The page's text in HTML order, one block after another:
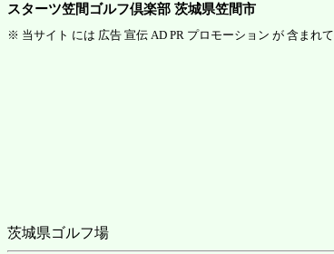
スターツ笠間ゴルフ倶楽部 茨城県笠間市
※ 当サイト には 広告 宣伝 AD PR プロモーション が 含まれて
茨城県ゴルフ場